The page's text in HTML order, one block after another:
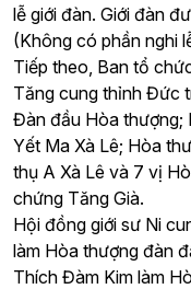
lễ giới đàn. Giới đàn
(Không có phần nghi
Tiếp theo, Ban tổ
Tăng cung thỉnh Đức
Đàn đầu Hòa thượng;
Yết Ma Xà Lê; Hòa
thụ A Xà Lê và 7 vị
chứng Tăng Già.
Hội đồng giới sư Ni
làm Hòa thượng đàn
Thích Đàm Kim làm